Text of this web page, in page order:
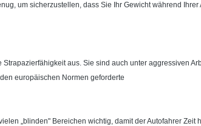
um sicherzustellen, dass Sie Ihr Gewicht während
aus. Sie sind auch unter aggressiven
europäischen Normen geforderte
„blinden" Bereichen wichtig, damit der Autofahrer